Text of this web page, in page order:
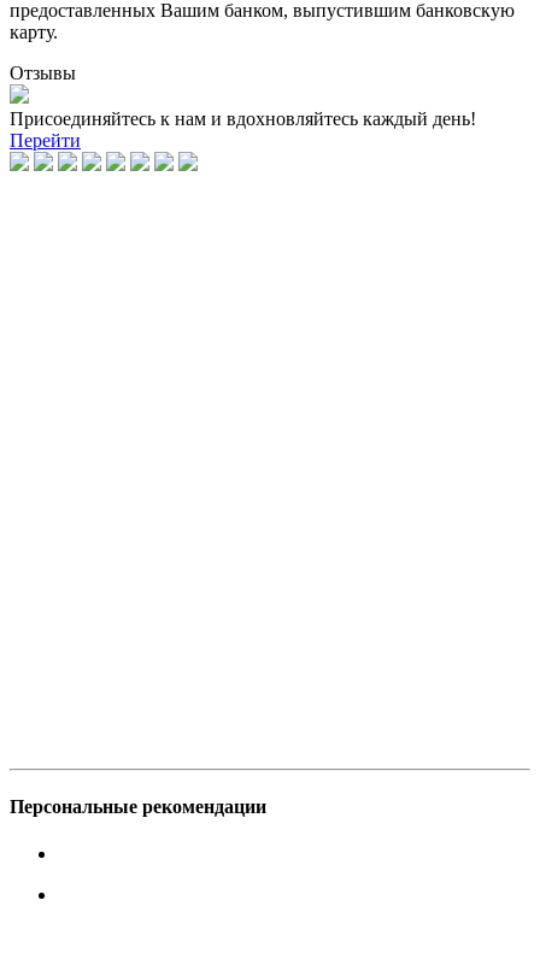
предоставленных Вашим банком, выпустившим банковскую
карту.
Отзывы
Присоединяйтесь к нам и вдохновляйтесь каждый день!
Перейти
Персональные рекомендации